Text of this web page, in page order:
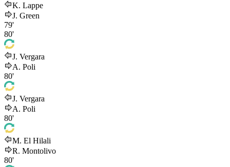
K. Lappe
J. Green
79'
80'
J. Vergara
A. Poli
80'
J. Vergara
A. Poli
80'
M. El Hilali
R. Montolivo
80'